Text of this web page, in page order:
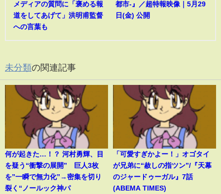
メディアの質問に「褒める報
道をしてあげて」洪明甫監督
への言葉も
都市-』／超特報映像｜5月29
日(金) 公開
未分類の関連記事
何が起きた…！？ 河村勇輝、目
を疑う“衝撃の展開” 巨人3枚
を”一瞬で無力化”→密集を切り
裂く“ノールック神パ
「可愛すぎかよー！」オゴタイ
が兄弟に“赦しの指ツン”/『天幕
のジャードゥーガル』7話
(ABEMA TIMES)